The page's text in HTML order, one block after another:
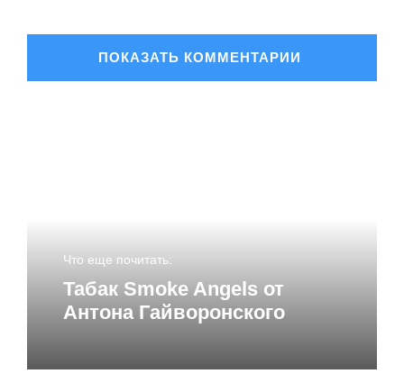
Что еще почитать:
Табак Smoke Angels от
Антона Гайворонского